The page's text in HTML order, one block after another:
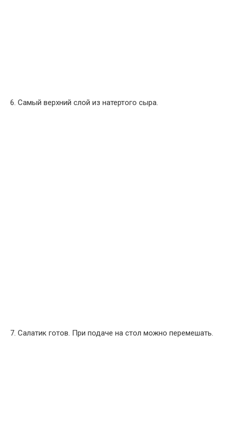
6. Самый верхний слой из натертого сыра.
7. Салатик готов. При подаче на стол можно перемешать.